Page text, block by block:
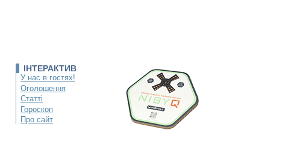
ІНТЕРАКТИВ
У нас в гостях!
Оголошення
Статті
Гороскоп
Про сайт